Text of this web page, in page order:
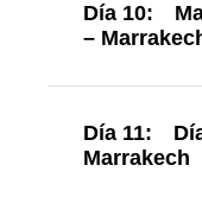
Día 10:
–
Día 11:
Marrakech